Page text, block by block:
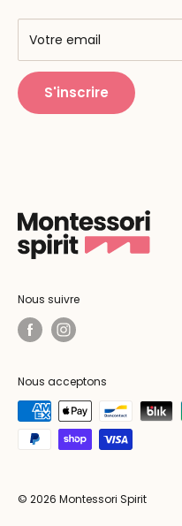
Centres de formation
Public Montessori
Votre email
S'inscrire
Nous suivre
Nous acceptons
© 2026 Montessori Spirit